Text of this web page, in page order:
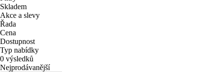
Skladem
Akce a slevy
Řada
Cena
Dostupnost
Typ nabídky
0 výsledků
Nejprodávanější